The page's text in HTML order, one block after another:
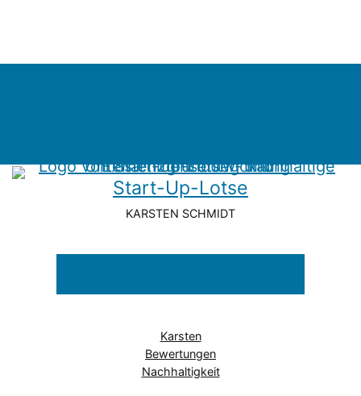
Start-Up-Lotse
KARSTEN SCHMIDT
Karsten
Bewertungen
Nachhaltigkeit